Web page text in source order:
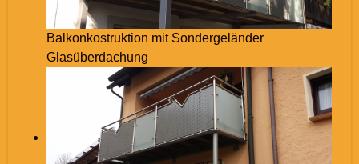
Balkonkostruktion mit Sondergeländer
Glasüberdachung